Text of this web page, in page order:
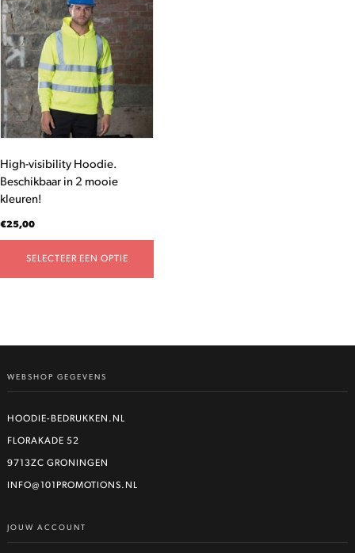
High-visibility Hoodie.
Beschikbaar in 2 mooie
kleuren!
€25,00
SELECTEER EEN OPTIE
product
heeft
meerdere
variaties.
Deze
optie
kan
gekozen
op
de
productpagina
WEBSHOP GEGEVENS
HOODIE-BEDRUKKEN.NL
FLORAKADE 52
9713ZC GRONINGEN
INFO@101PROMOTIONS.NL
JOUW ACCOUNT